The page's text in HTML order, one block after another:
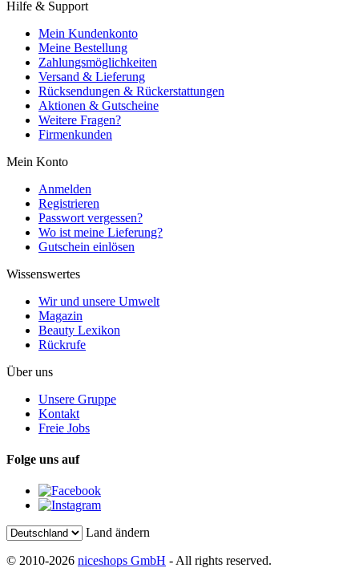
Hilfe & Support
Mein Kundenkonto
Meine Bestellung
Zahlungsmöglichkeiten
Versand & Lieferung
Rücksendungen & Rückerstattungen
Aktionen & Gutscheine
Weitere Fragen?
Firmenkunden
Mein Konto
Anmelden
Registrieren
Passwort vergessen?
Wo ist meine Lieferung?
Gutschein einlösen
Wissenswertes
Wir und unsere Umwelt
Magazin
Beauty Lexikon
Rückrufe
Über uns
Unsere Gruppe
Kontakt
Freie Jobs
Folge uns auf
Land ändern
© 2010-2026 niceshops GmbH - All rights reserved.